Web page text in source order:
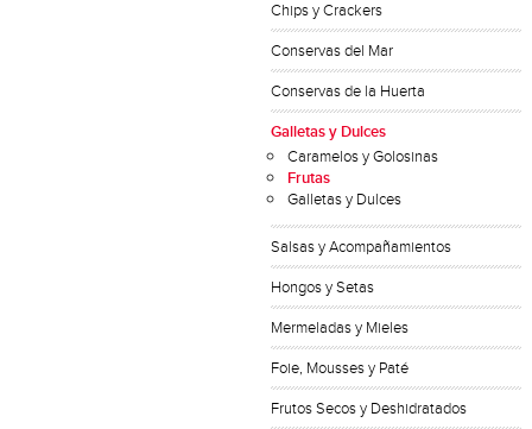
Chips y Crackers
Conservas del Mar
Conservas de la Huerta
Galletas y Dulces
Caramelos y Golosinas
Frutas
Galletas y Dulces
Salsas y Acompañamientos
Hongos y Setas
Mermeladas y Mieles
Foie, Mousses y Paté
Frutos Secos y Deshidratados